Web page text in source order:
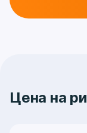
Цена на